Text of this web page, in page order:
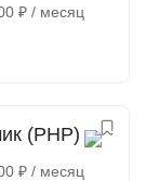
₽ / месяц
(PHP)
₽ / месяц